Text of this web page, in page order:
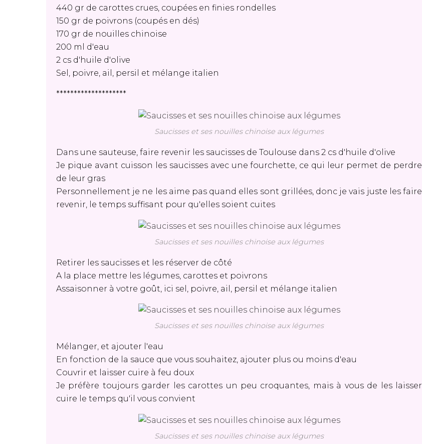
440 gr de carottes crues, coupées en finies rondelles
150 gr de poivrons (coupés en dés)
170 gr de nouilles chinoise
200 ml d'eau
2 cs d'huile d'olive
Sel, poivre, ail, persil et mélange italien
********************
Saucisses et ses nouilles chinoise aux légumes
Dans une sauteuse, faire revenir les saucisses de Toulouse dans 2 cs d'huile d'olive
Je pique avant cuisson les saucisses avec une fourchette, ce qui leur permet de perdre
de leur gras
Personnellement je ne les aime pas quand elles sont grillées, donc je vais juste les faire
revenir, le temps suffisant pour qu'elles soient cuites
Saucisses et ses nouilles chinoise aux légumes
Retirer les saucisses et les réserver de côté
A la place mettre les légumes, carottes et poivrons
Assaisonner à votre goût, ici sel, poivre, ail, persil et mélange italien
Saucisses et ses nouilles chinoise aux légumes
Mélanger, et ajouter l'eau
En fonction de la sauce que vous souhaitez, ajouter plus ou moins d'eau
Couvrir et laisser cuire à feu doux
Je préfère toujours garder les carottes un peu croquantes, mais à vous de les laisser
cuire le temps qu'il vous convient
Saucisses et ses nouilles chinoise aux légumes